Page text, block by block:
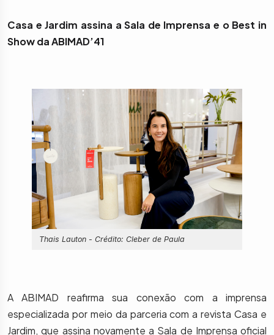
Casa e Jardim assina a Sala de Imprensa e o Best in
Show da ABIMAD’41
Thais Lauton - Crédito: Cleber de Paula
A ABIMAD reafirma sua conexão com a imprensa
especializada por meio da parceria com a revista Casa e
Jardim, que assina novamente a Sala de Imprensa oficial